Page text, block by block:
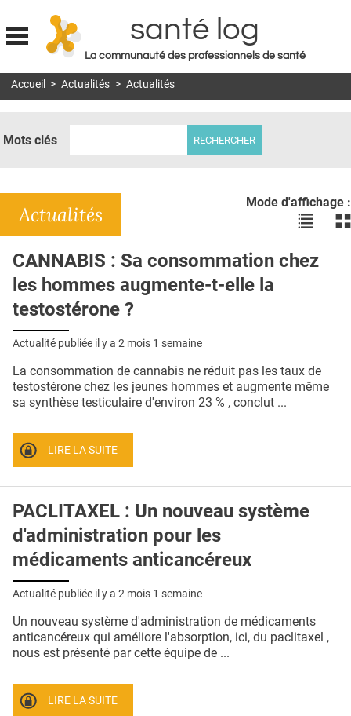
Jump to navigation
santé log
La communauté des professionnels de santé
MON COMPTE
DOSSIERS
RÉSEAUX
E-REVUE SAD
L'APP
PUBLICITÉ
CONTACT
Accueil > Actualités > Actualités
Mots clés
Mode d'affichage :
Voir
les
en
les
Actualités
CANNABIS : Sa consommation chez
les hommes augmente-t-elle la
testostérone ?
Actualité publiée il y a 2 mois 1 semaine
La consommation de cannabis ne réduit pas les taux de
testostérone chez les jeunes hommes et augmente même
sa synthèse testiculaire d'environ 23 % , conclut ...
LIRE LA SUITE
PACLITAXEL : Un nouveau système
d'administration pour les
médicaments anticancéreux
Actualité publiée il y a 2 mois 1 semaine
Un nouveau système d'administration de médicaments
anticancéreux qui améliore l'absorption, ici, du paclitaxel ,
nous est présenté par cette équipe de ...
LIRE LA SUITE